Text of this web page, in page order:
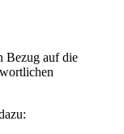
Bezug auf die